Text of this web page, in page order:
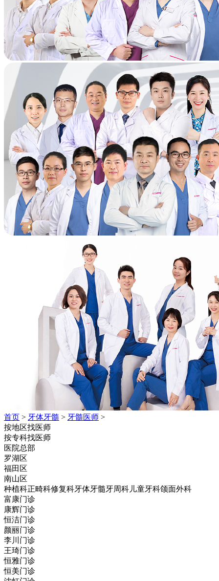
首页 > 牙体牙髓 > 牙髓医师 >
按地区找医师
按专科找医师
医院总部
罗湖区
福田区
南山区
种植科正畸科修复科牙体牙髓牙周科 儿童牙科颌面外科
富康门诊
康辉门诊
恒洁门诊
颜丽门诊
李川门诊
王琦门诊
恒雅门诊
恒美门诊